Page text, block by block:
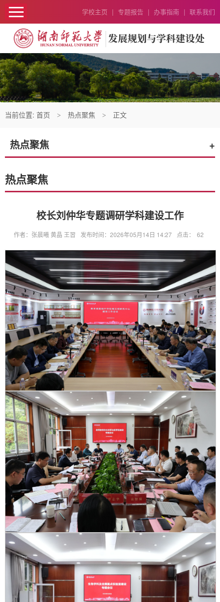
学校主页 | 专题报告 | 办事指南 | 联系我们
当前位置: 首页 > 热点聚焦 > 正文
热点聚焦 +
热点聚焦
校长刘仲华专题调研学科建设工作
作者：张晨曦 黄晶 王習 发布时间：2026年05月14日 14:27 点击： 62